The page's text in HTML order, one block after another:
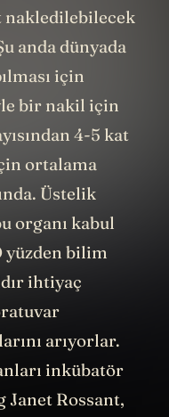
nakledilebilecek
anda dünyada
için
bir nakil için
4-5 kat
ortalama
Üstelik
organı kabul
yüzden bilim
ihtiyaç
arıyorlar.
inkübatör
Rossant,